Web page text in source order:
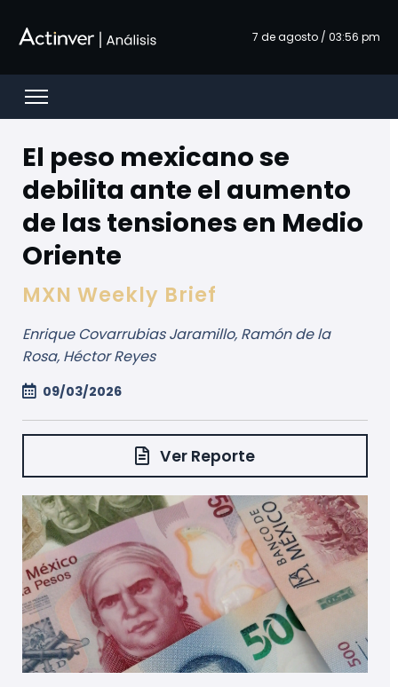
7 de agosto / 03:56 pm
Open menu
El peso mexicano se
debilita ante el aumento
de las tensiones en Medio
Oriente
MXN Weekly Brief
Enrique Covarrubias Jaramillo, Ramón de la
Rosa, Héctor Reyes
09/03/2026
Ver Reporte